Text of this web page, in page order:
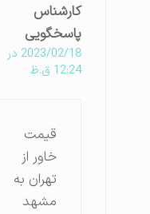
کارشناس
پاسخگویی
2023/02/18 در
12:24 ق.ظ
قیمت
خاور از
تهران به
مشهد